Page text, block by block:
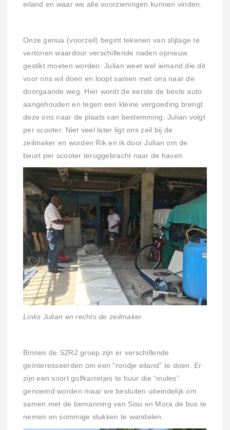
eiland en waar we alle voorzieningen kunnen vinden.
Onze genua (voorzeil) begint tekenen van slijtage te
vertonen waardoor verschillende naden opnieuw
gestikt moeten worden. Julian weet wel iemand die dit
voor ons wil doen en loopt samen met ons naar de
doorgaande weg. Hier wordt de eerste de beste auto
aangehouden en tegen een kleine vergoeding brengt
deze ons naar de plaats van bestemming. Julian volgt
per scooter. Niet veel later ligt ons zeil bij de
zeilmaker en worden Rik en ik door Julian om de
beurt per scooter teruggebracht naar de haven.
Links Julian en rechts de zeilmaker
Binnen de S2R2 groep zijn er verschillende
geïnteresseerden om een “rondje eiland” te doen. Er
zijn een soort golfkarretjes te huur die “mules”
genoemd worden maar we besluiten uiteindelijk om
samen met de bemanning van Sisu en Mora de bus te
nemen en sommige stukken te wandelen.